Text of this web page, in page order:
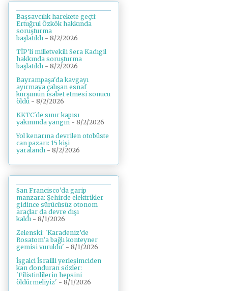
Başsavcılık harekete geçti:
Ertuğrul Özkök hakkında
soruşturma
başlatıldı - 8/2/2026
TİP'li milletvekili Sera Kadıgil
hakkında soruşturma
başlatıldı - 8/2/2026
Bayrampaşa'da kavgayı
ayırmaya çalışan esnaf
kurşunun isabet etmesi sonucu
öldü - 8/2/2026
KKTC'de sınır kapısı
yakınında yangın - 8/2/2026
Yol kenarına devrilen otobüste
can pazarı: 15 kişi
yaralandı - 8/2/2026
San Francisco'da garip
manzara: Şehirde elektrikler
gidince sürücüsüz otonom
araçlar da devre dışı
kaldı - 8/1/2026
Zelenski: 'Karadeniz’de
Rosatom’a bağlı konteyner
gemisi vuruldu' - 8/1/2026
İşgalci İsrailli yerleşimciden
kan donduran sözler:
'Filistinlilerin hepsini
öldürmeliyiz' - 8/1/2026